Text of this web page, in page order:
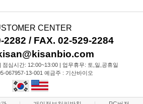
CENTER
2282 / FAX. 02-529-2284
점심시간: 12:00~13:00 | 업무휴무: 토,일,공휴일
067957-13-001 예금주 : 기산바이오